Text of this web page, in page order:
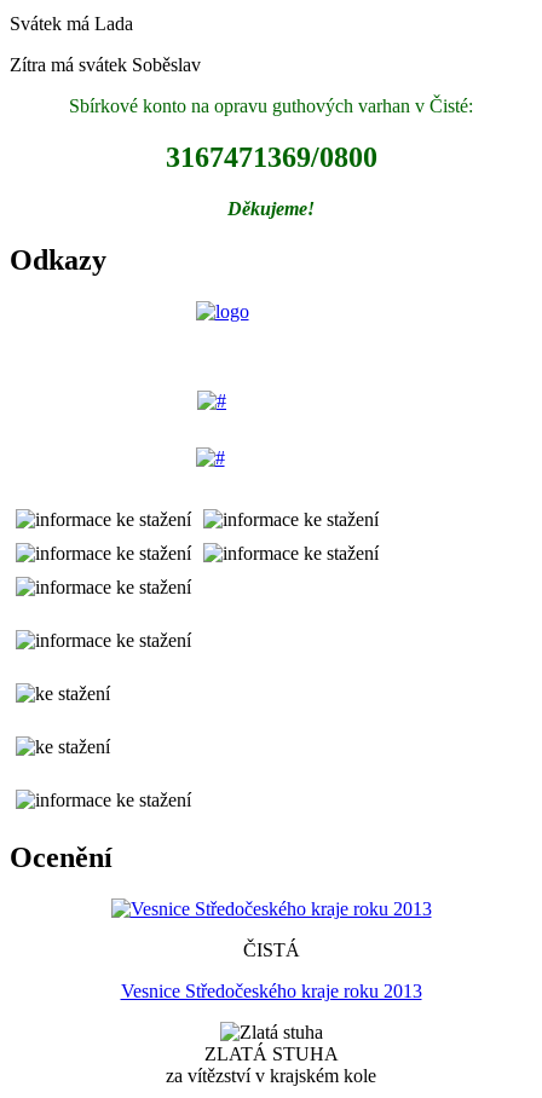
Svátek má Lada
Zítra má svátek Soběslav
Sbírkové konto na opravu guthových varhan v Čisté:
3167471369/0800
Děkujeme!
Odkazy
Ocenění
ČISTÁ
Vesnice Středočeského kraje roku 2013
ZLATÁ STUHA
za vítězství v krajském kole